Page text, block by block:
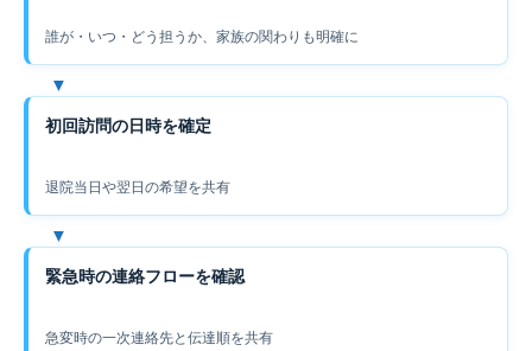
誰が・いつ・どう担うか、家族の関わりも明確に
初回訪問の日時を確定
退院当日や翌日の希望を共有
緊急時の連絡フローを確認
急変時の一次連絡先と伝達順を共有